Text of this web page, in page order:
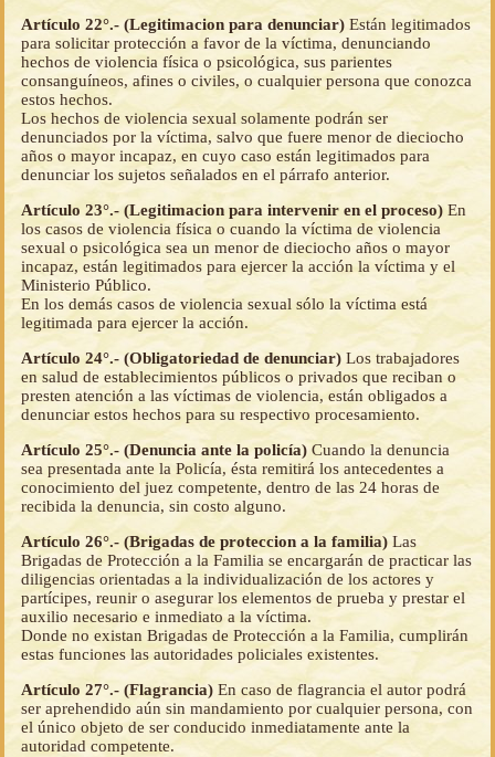
Artículo 22°.- (Legitimacion para denunciar) Están legitimados
para solicitar protección a favor de la víctima, denunciando
hechos de violencia física o psicológica, sus parientes
consanguíneos, afines o civiles, o cualquier persona que conozca
estos hechos.
Los hechos de violencia sexual solamente podrán ser
denunciados por la víctima, salvo que fuere menor de dieciocho
años o mayor incapaz, en cuyo caso están legitimados para
denunciar los sujetos señalados en el párrafo anterior.
Artículo 23°.- (Legitimacion para intervenir en el proceso) En
los casos de violencia física o cuando la víctima de violencia
sexual o psicológica sea un menor de dieciocho años o mayor
incapaz, están legitimados para ejercer la acción la víctima y el
Ministerio Público.
En los demás casos de violencia sexual sólo la víctima está
legitimada para ejercer la acción.
Artículo 24°.- (Obligatoriedad de denunciar) Los trabajadores
en salud de establecimientos públicos o privados que reciban o
presten atención a las víctimas de violencia, están obligados a
denunciar estos hechos para su respectivo procesamiento.
Artículo 25°.- (Denuncia ante la policía) Cuando la denuncia
sea presentada ante la Policía, ésta remitirá los antecedentes a
conocimiento del juez competente, dentro de las 24 horas de
recibida la denuncia, sin costo alguno.
Artículo 26°.- (Brigadas de proteccion a la familia) Las
Brigadas de Protección a la Familia se encargarán de practicar las
diligencias orientadas a la individualización de los actores y
partícipes, reunir o asegurar los elementos de prueba y prestar el
auxilio necesario e inmediato a la víctima.
Donde no existan Brigadas de Protección a la Familia, cumplirán
estas funciones las autoridades policiales existentes.
Artículo 27°.- (Flagrancia) En caso de flagrancia el autor podrá
ser aprehendido aún sin mandamiento por cualquier persona, con
el único objeto de ser conducido inmediatamente ante la
autoridad competente.